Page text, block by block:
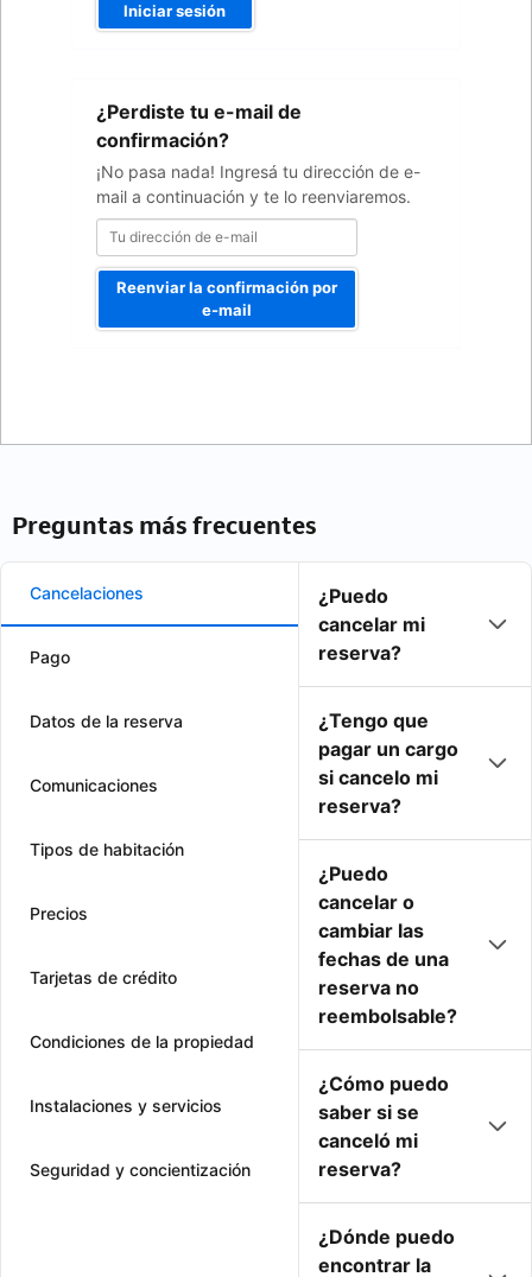
Iniciar sesión
¿Perdiste tu e-mail de
confirmación?
¡No pasa nada! Ingresá tu dirección de e-
mail a continuación y te lo reenviaremos.
dirección
Reenviar la confirmación por
e-mail
Preguntas más frecuentes
Cancelaciones
Pago
Datos de la reserva
Comunicaciones
Tipos de habitación
Precios
Tarjetas de crédito
Condiciones de la propiedad
Instalaciones y servicios
Seguridad y concientización
¿Puedo
cancelar mi
reserva?
¿Tengo que
pagar un cargo
si cancelo mi
reserva?
¿Puedo
cancelar o
cambiar las
fechas de una
reserva no
reembolsable?
¿Cómo puedo
saber si se
canceló mi
reserva?
¿Dónde puedo
encontrar la